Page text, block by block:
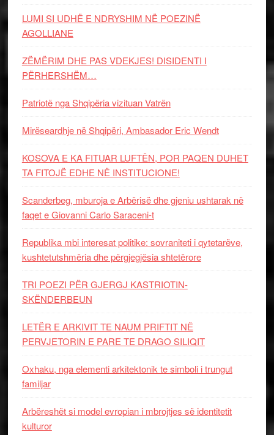
LUMI SI UDHË E NDRYSHIM NË POEZINË
AGOLLIANE
ZËMËRIM DHE PAS VDEKJES! DISIDENTI I
PËRHERSHËM…
Patriotë nga Shqipëria vizituan Vatrën
Mirëseardhje në Shqipëri, Ambasador Eric Wendt
KOSOVA E KA FITUAR LUFTËN, POR PAQEN DUHET
TA FITOJË EDHE NË INSTITUCIONE!
Scanderbeg, mburoja e Arbërisë dhe gjeniu ushtarak në
faqet e Giovanni Carlo Saraceni-t
Republika mbi interesat politike: sovraniteti i qytetarëve,
kushtetutshmëria dhe përgjegjësia shtetërore
TRI POEZI PËR GJERGJ KASTRIOTIN-
SKËNDERBEUN
LETËR E ARKIVIT TE NAUM PRIFTIT NË
PERVJETORIN E PARE TE DRAGO SILIQIT
Oxhaku, nga elementi arkitektonik te simboli i trungut
familjar
Arbëreshët si model evropian i mbrojtjes së identitetit
kulturor